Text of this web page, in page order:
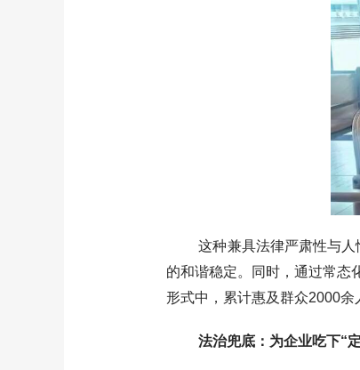
这种兼具法律严肃性与人情
的和谐稳定。同时，通过常态
形式中，累计惠及群众2000余
法治兜底：为企业吃下“定